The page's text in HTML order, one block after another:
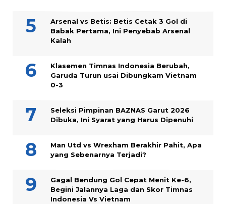
Arsenal vs Betis: Betis Cetak 3 Gol di
Babak Pertama, Ini Penyebab Arsenal
Kalah
Klasemen Timnas Indonesia Berubah,
Garuda Turun usai Dibungkam Vietnam
0-3
Seleksi Pimpinan BAZNAS Garut 2026
Dibuka, Ini Syarat yang Harus Dipenuhi
Man Utd vs Wrexham Berakhir Pahit, Apa
yang Sebenarnya Terjadi?
Gagal Bendung Gol Cepat Menit Ke-6,
Begini Jalannya Laga dan Skor Timnas
Indonesia Vs Vietnam